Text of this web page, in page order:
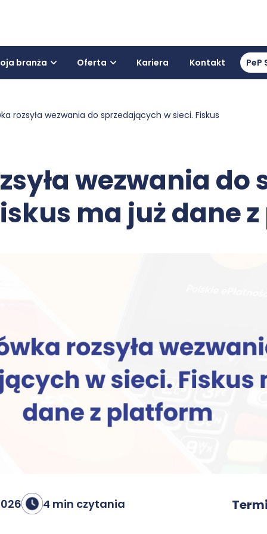
branża Oferta Kariera Kontakt PeP
rozsyła wezwania do sprzedających w sieci. Fiskus
wezwania do
ma już dane
4 min czytania